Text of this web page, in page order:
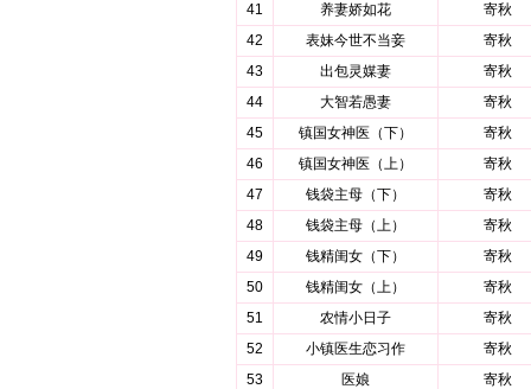
41
养妻娇如花
寄秋
42
表妹今世不当妾
寄秋
43
出包灵媒妻
寄秋
44
大智若愚妻
寄秋
45
镇国女神医（下）
寄秋
46
镇国女神医（上）
寄秋
47
钱袋主母（下）
寄秋
48
钱袋主母（上）
寄秋
49
钱精闺女（下）
寄秋
50
钱精闺女（上）
寄秋
51
农情小日子
寄秋
52
小镇医生恋习作
寄秋
53
医娘 寄秋